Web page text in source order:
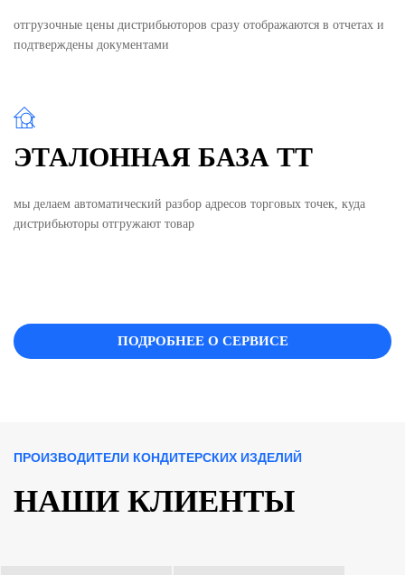
отгрузочные цены дистрибьюторов сразу отображаются в отчетах и
подтверждены документами
ЭТАЛОННАЯ БАЗА ТТ
мы делаем автоматический разбор адресов торговых точек, куда
дистрибьюторы отгружают товар
ПОДРОБНЕЕ О СЕРВИСЕ
ПРОИЗВОДИТЕЛИ КОНДИТЕРСКИХ ИЗДЕЛИЙ
НАШИ КЛИЕНТЫ